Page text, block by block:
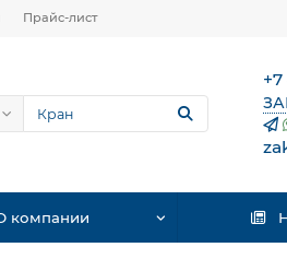
Прайс-лист
компании